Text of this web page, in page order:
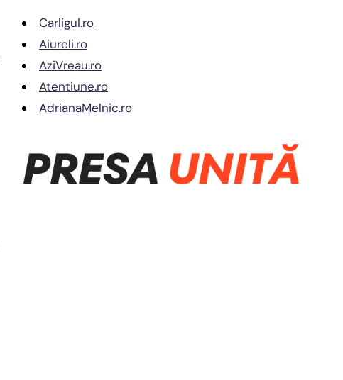
Carligul.ro
Aiureli.ro
AziVreau.ro
Atentiune.ro
AdrianaMelnic.ro